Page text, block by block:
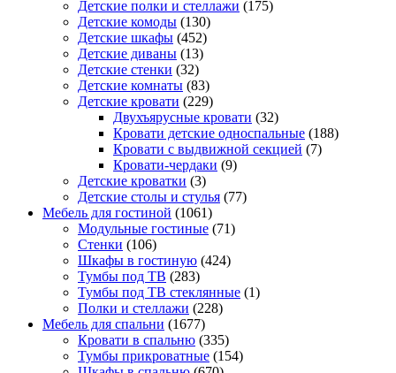
Детские полки и стеллажи (175)
Детские комоды (130)
Детские шкафы (452)
Детские диваны (13)
Детские стенки (32)
Детские комнаты (83)
Детские кровати (229)
Двухъярусные кровати (32)
Кровати детские односпальные (188)
Кровати с выдвижной секцией (7)
Кровати-чердаки (9)
Детские кроватки (3)
Детские столы и стулья (77)
Мебель для гостиной (1061)
Модульные гостиные (71)
Стенки (106)
Шкафы в гостиную (424)
Тумбы под ТВ (283)
Тумбы под ТВ стеклянные (1)
Полки и стеллажи (228)
Мебель для спальни (1677)
Кровати в спальню (335)
Тумбы прикроватные (154)